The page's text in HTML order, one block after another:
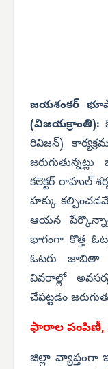
జయశంకర్
(విజయక్రాంతి):
రివిజన్)
కలెక్టర్ రాహుల్
హక్కు
ఆయన
భాగంగా కొత్త
ఓటరు జాబితా
వివరాల్లో
చేపట్టడం
ఫారాల పంపిణీ,
జిల్లా వ్యాప్తంగా